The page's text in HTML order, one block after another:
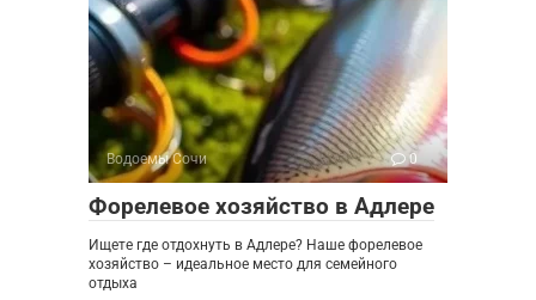
Водоемы Сочи 0
Форелевое хозяйство в Адлере
Ищете где отдохнуть в Адлере? Наше форелевое
хозяйство – идеальное место для семейного
отдыха